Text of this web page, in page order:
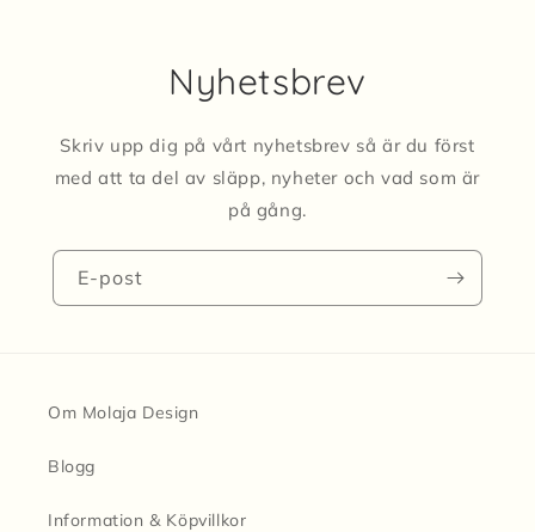
Nyhetsbrev
Skriv upp dig på vårt nyhetsbrev så är du först
med att ta del av släpp, nyheter och vad som är
på gång.
E-post
Om Molaja Design
Blogg
Information & Köpvillkor